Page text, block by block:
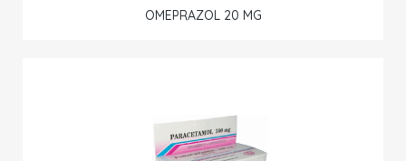
OMEPRAZOL 20 MG